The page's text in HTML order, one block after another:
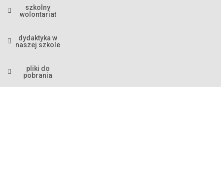
szkolny
wolontariat
dydaktyka w
naszej szkole
pliki do
pobrania